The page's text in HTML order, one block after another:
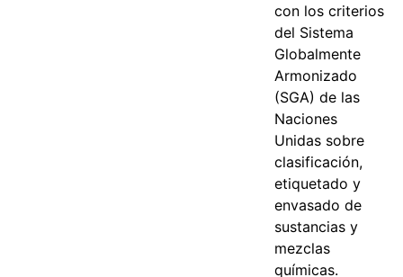
con los criterios
del Sistema
Globalmente
Armonizado
(SGA) de las
Naciones
Unidas sobre
clasificación,
etiquetado y
envasado de
sustancias y
mezclas
químicas.